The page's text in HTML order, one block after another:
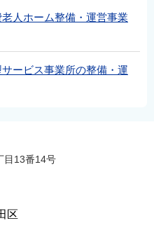
人ホーム整備・運営事業
ービス事業所の整備・運
目13番14号
区